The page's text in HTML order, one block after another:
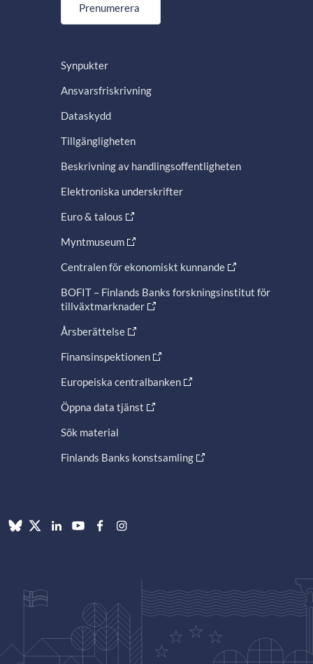
Prenumerera
Synpukter
Ansvarsfriskrivning
Dataskydd
Tillgängligheten
Beskrivning av handlingsoffentligheten
Elektroniska underskrifter
Euro & talous
Myntmuseum
Centralen för ekonomiskt kunnande
BOFIT – Finlands Banks forskningsinstitut för
tillväxtmarknader
Årsberättelse
Finansinspektionen
Europeiska centralbanken
Öppna data tjänst
Sök material
Finlands Banks konstsamling